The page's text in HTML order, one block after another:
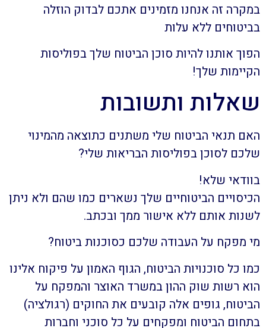
במקרה זה אנחנו מזמינים אתכם לבדוק הוזלה
בביטוחים ללא עלות
הפוך אותנו להיות סוכן הביטוח שלך בפוליסות
הקיימות שלך!
שאלות ותשובות
האם תנאי הביטוח שלי משתנים כתוצאה מהמינוי
שלכם לסוכן בפוליסות הבריאות שלי?
בוודאי שלא!
הכיסויים הביטוחיים שלך נשארים כמו שהם ולא ניתן
לשנות אותם ללא אישור ממך ובכתב.
מי מפקח על העבודה שלכם כסוכנות ביטוח?
כמו כל סוכנויות הביטוח, הגוף האמון על פיקוח אלינו
הוא רשות שוק ההון במשרד האוצר והמפקח על
הביטוח, גופים אלה קובעים את החוקים (רגולציה)
בתחום הביטוח ומפקחים על כל סוכני וחברות